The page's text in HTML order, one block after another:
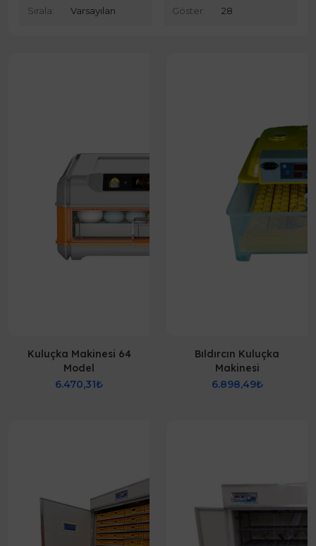
Sırala: Göster:
Kuluçka Makinesi 64
Model
6.470,31₺
Bıldırcın Kuluçka
Makinesi
6.898,49₺